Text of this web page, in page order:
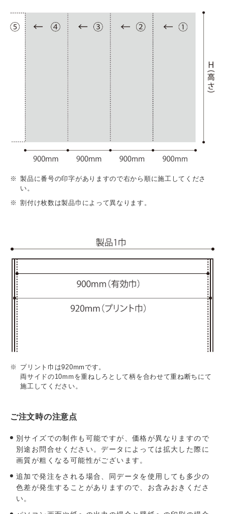
製品に番号の印字がありますので右から順に施工してくださ
い。
割付け枚数は製品巾によって異なります。
プリント巾は920mmです。
両サイドの10mmを重ねしろとして柄を合わせて重ね断ちにて
施工してください。
ご注文時の注意点
別サイズでの制作も可能ですが、価格が異なりますので
別途お問合せください。データによっては拡大した際に
画質が粗くなる可能性がございます。
追加で発注をされる場合、同データを使用しても多少の
色差が発生することがありますので、お含みおきくださ
い。